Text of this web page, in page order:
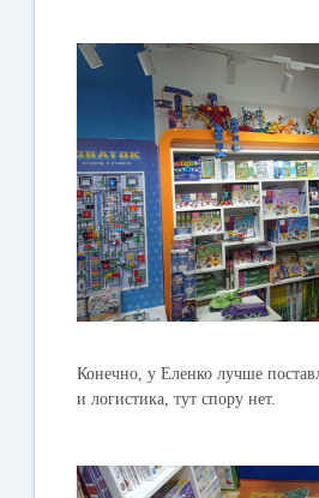
Конечно, у Еленко лучше
и логистика, тут спору нет.